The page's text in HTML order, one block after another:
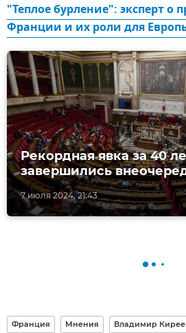
"Теплое бурление": эксперт о
Франции и их роли для
7 июля 2024, 21:43
Рекордная явка за 40
завершились
Франция Мнения Владимир